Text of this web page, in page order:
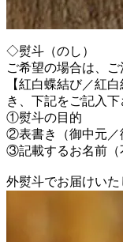
◇熨斗（のし）
ご希望の場合は、
【紅白蝶結び／紅
き、下記をご記入下
①熨斗の目的
②表書き（御中元／
③記載するお名前（
外熨斗でお届けいた